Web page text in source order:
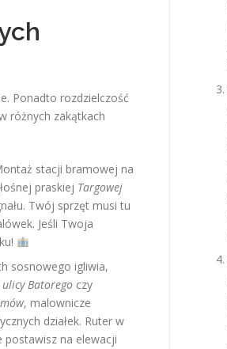
Ponadto rozdzielczość
różnych zakątkach
stacji bramowej na
praskiej Targowej
Twój sprzęt musi tu
Jeśli Twoja
sosnowego igliwia,
ulicy Batorego czy
, malownicze
działek. Ruter w
postawisz na elewacji